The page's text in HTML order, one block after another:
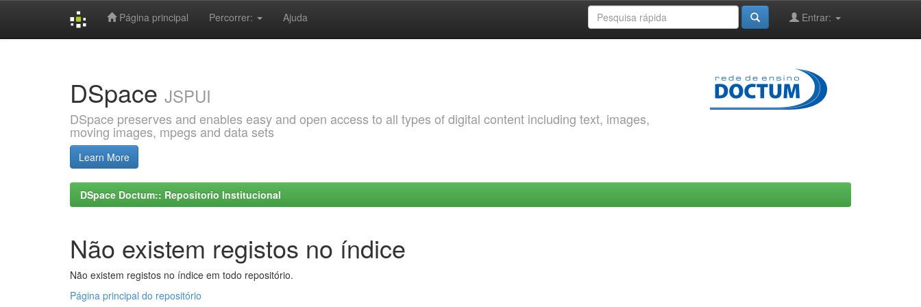
Página principal Percorrer: Ajuda Entrar:
DSpace JSPUI
DSpace preserves and enables easy and open access to all types of digital content including text, images,
moving images, mpegs and data sets
Learn More
DSpace Doctum:: Repositorio Institucional
Não existem registos no índice
Não existem registos no índice em todo repositório.
Página principal do repositório